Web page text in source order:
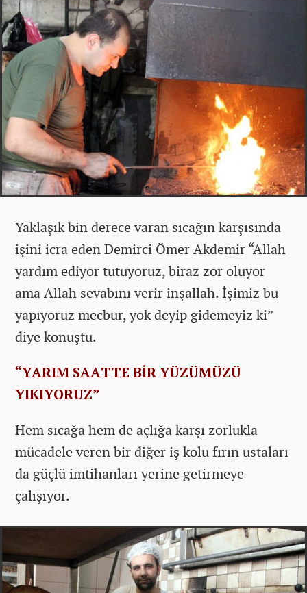
Yaklaşık bin derece varan sıcağın karşısında
işini icra eden Demirci Ömer Akdemir “Allah
yardım ediyor tutuyoruz, biraz zor oluyor
ama Allah sevabını verir inşallah. İşimiz bu
yapıyoruz mecbur, yok deyip gidemeyiz ki”
diye konuştu.
“YARIM SAATTE BİR YÜZÜMÜZÜ
YIKIYORUZ”
Hem sıcağa hem de açlığa karşı zorlukla
mücadele veren bir diğer iş kolu fırın ustaları
da güçlü imtihanları yerine getirmeye
çalışıyor.